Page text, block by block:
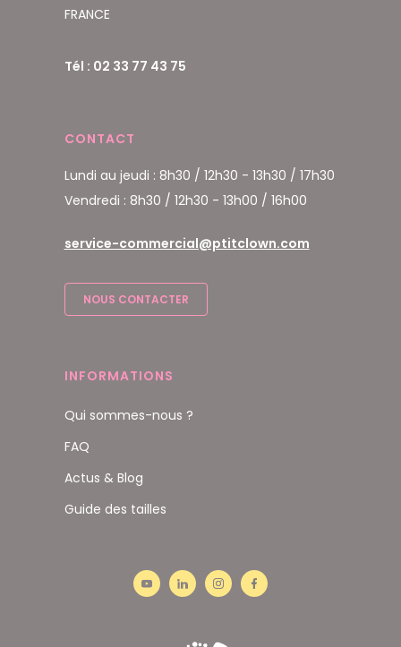
FRANCE
Tél : 02 33 77 43 75
CONTACT
Lundi au jeudi : 8h30 / 12h30 - 13h30 / 17h30
Vendredi : 8h30 / 12h30 - 13h00 / 16h00
service-commercial@ptitclown.com
NOUS CONTACTER
INFORMATIONS
Qui sommes-nous ?
FAQ
Actus & Blog
Guide des tailles